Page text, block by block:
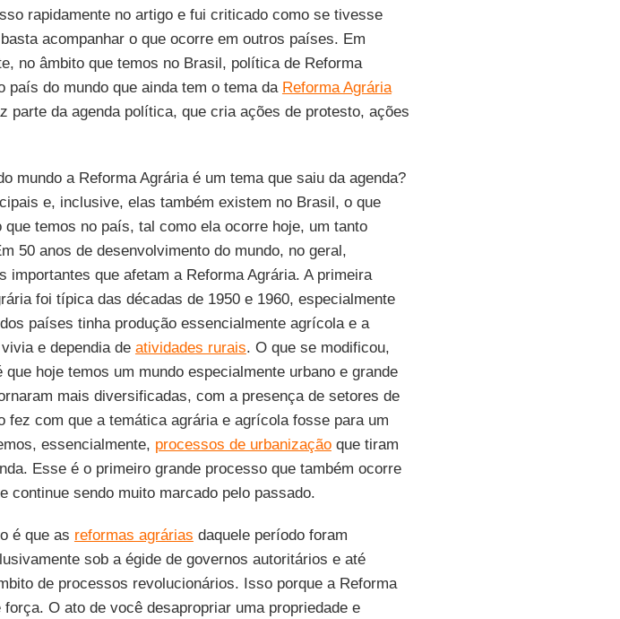
rapidamente no artigo e fui criticado como se tivesse
acompanhar o que ocorre em outros países. Em
no âmbito que temos no Brasil, política de Reforma
país do mundo que ainda tem o tema da Reforma Agrária
parte da agenda política, que cria ações de protesto, ações
mundo a Reforma Agrária é um tema que saiu da agenda?
e, inclusive, elas também existem no Brasil, o que
temos no país, tal como ela ocorre hoje, um tanto
50 anos de desenvolvimento do mundo, no geral,
importantes que afetam a Reforma Agrária. A primeira
foi típica das décadas de 1950 e 1960, especialmente
países tinha produção essencialmente agrícola e a
e dependia de atividades rurais. O que se modificou,
hoje temos um mundo especialmente urbano e grande
mais diversificadas, com a presença de setores de
fez com que a temática agrária e agrícola fosse para um
essencialmente, processos de urbanizaçãoque tiram
Esse é o primeiro grande processo que também ocorre
continue sendo muito marcado pelo passado.
é que as reformas agrárias daquele período foram
sob a égide de governos autoritários e até
de processos revolucionários. Isso porque a Reforma
O ato de você desapropriar uma propriedade e